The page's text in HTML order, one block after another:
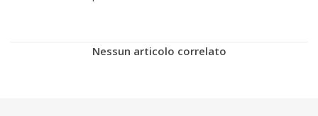
Nessun articolo correlato